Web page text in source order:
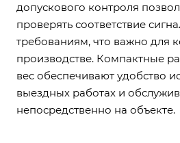
допускового контроля
проверять соответствие
требованиям, что важно для
производстве. Компактные
вес обеспечивают удобство
выездных работах и
непосредственно на объекте.